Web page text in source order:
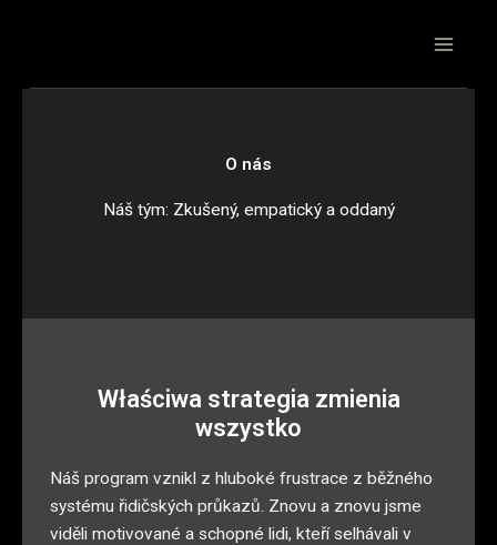
O nás
Náš tým: Zkušený, empatický a oddaný
Właściwa strategia zmienia
wszystko
Náš program vznikl z hluboké frustrace z běžného
systému řidičských průkazů. Znovu a znovu jsme
viděli motivované a schopné lidi, kteří selhávali v